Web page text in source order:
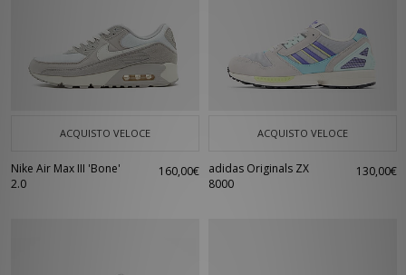
ACQUISTO VELOCE
Nike Air Max III 'Bone'
2.0
160,00€
ACQUISTO VELOCE
adidas Originals ZX
8000
130,00€